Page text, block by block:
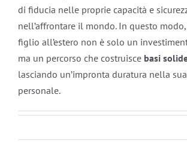
di fiducia nelle proprie capacità e
nell’affrontare il mondo. In questo
figlio all’estero non è solo un
ma un percorso che costruisce basi
lasciando un’impronta duratura nella
personale.